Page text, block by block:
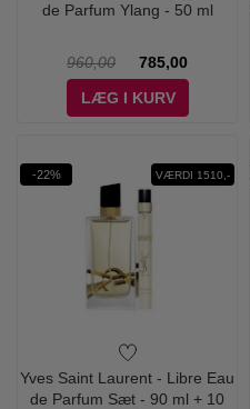
de Parfum Ylang - 50 ml
960,00
785,00
LÆG I KURV
-22% VÆRDI 1510,-
Yves Saint Laurent - Libre Eau
de Parfum Sæt - 90 ml + 10